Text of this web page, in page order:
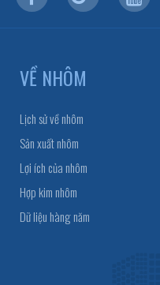
VỀ NHÔM
Lịch sử về nhôm
Sản xuất nhôm
Lợi ích của nhôm
Hợp kim nhôm
Dữ liệu hàng năm